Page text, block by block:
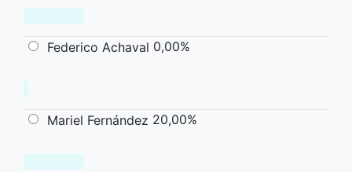
Federico Achaval 0,00%
Mariel Fernández 20,00%